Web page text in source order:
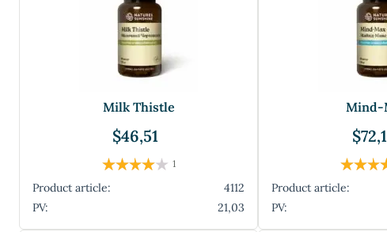
Milk Thistle
$46,51
1
Product article:
4112
PV:
21,03
Mind-
Product article:
PV: